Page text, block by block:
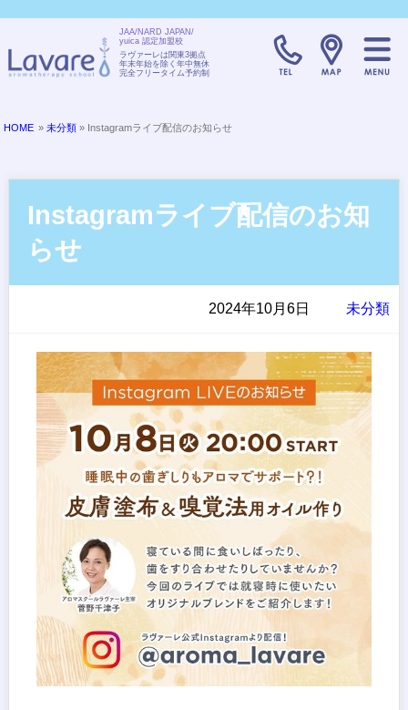
JAA/NARD JAPAN/
yuica 認定加盟校
ラヴァーレは関東3拠点
年末年始を除く年中無休
完全フリータイム予約制
TELL:0120-
HOME »未分類 » Instagramライブ配信のお知らせ
Instagramライブ配信のお知
らせ
未分類
2024年10月6日